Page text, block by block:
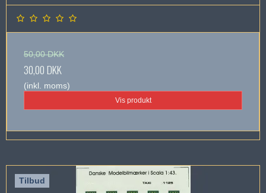
50,00 DKK
30,00 DKK
(inkl. moms)
Vis produkt
Tilbud